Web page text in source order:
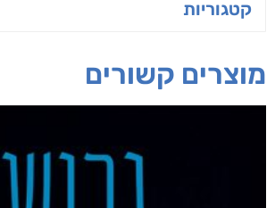
קטגוריות
מוצרים קשורים